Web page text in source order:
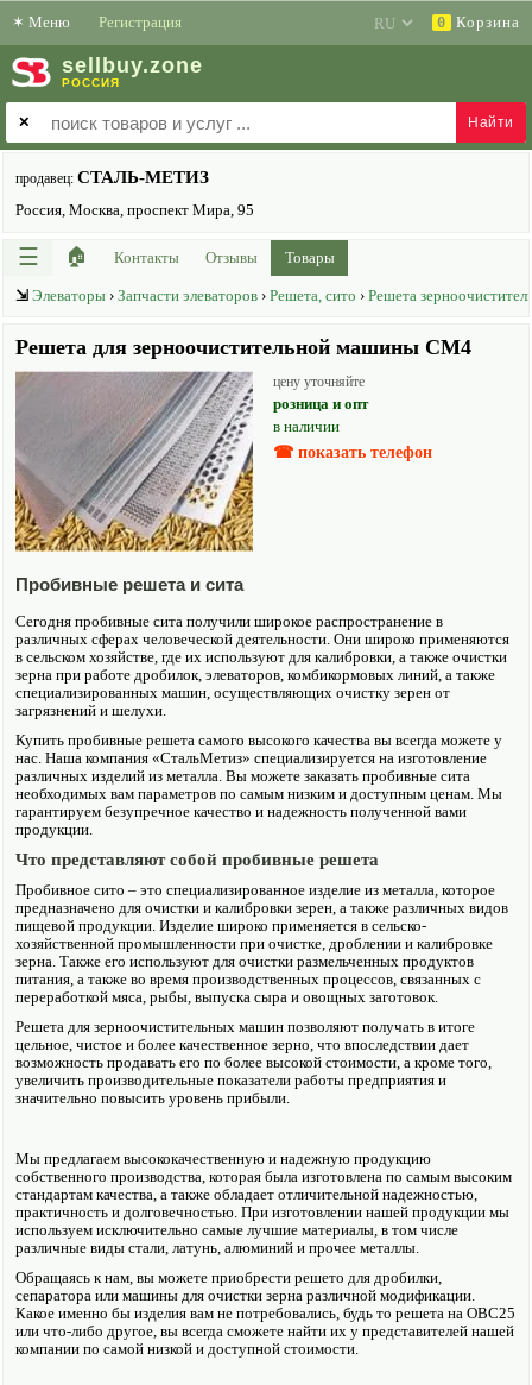
✶ Меню Регистрация 0 Корзина
sell buy.zone
РОССИЯ
✕
продавец: СТАЛЬ-МЕТИЗ
Россия, Москва, проспект Мира, 95
☰ 🏠 Контакты Отзывы Товары
⇲ Элеваторы › Запчасти элеваторов › Решета, сито › Решета
Решета для зерноочистительной машины СМ4
цену уточняйте
розница и опт
в наличии
☎ показать телефон
Пробивные решета и сита
Сегодня пробивные сита получили широкое распространение в
различных сферах человеческой деятельности. Они широко применяются
в сельском хозяйстве, где их исполь­зуют для калибровки, а также очистки
зерна при работе дробилок, элеваторов, комбикормо­вых линий, а также
специализированных машин, осуществляющих очистку зерен от
загрязнений и шелухи.
Купить пробивные решета самого высоко­го качества вы всегда можете у
нас. Наша компания «СтальМетиз» специализируется на изготовление
различных изделий из металла. Вы можете заказать пробивные сита
необходимых вам параметров по самым низким и доступным ценам. Мы
гарантируем безупречное качество и надежность полученной вами
продукции.
Что представляют собой пробивные решета
Пробивное сито – это специализированное изделие из металла, которое
предназна­чено для очистки и калибровки зерен, а также различных видов
пищевой продукции. Изделие широко применяется в сельско­
хозяйственной промышленности при очистке, дроблении и калибровке
зерна. Также его исполь­зуют для очистки размельченных продуктов
питания, а также во время производственных процессов, связанных с
переработкой мяса, рыбы, выпуска сыра и овощных заготовок.
Решета для зерно­очистительных машин позволяют получать в итоге
цельное, чистое и более качественное зерно, что впоследствии дает
возможность продавать его по более высокой стоимости, а кроме того,
увеличить производительные показатели работы предприятия и
значительно повысить уровень прибыли.
Мы предлагаем высоко­качественную и надежную продукцию
собственного производства, которая была изготовлена по самым высоким
стандартам качества, а также обладает отличительной надежностью,
практичность и долговечностью. При изготовлении нашей продукции мы
исполь­зуем исключительно самые лучшие материалы, в том числе
различные виды стали, латунь, алюминий и прочее металлы.
Обращаясь к нам, вы можете приобрести решето для дробилки,
сепаратора или машины для очистки зерна различной модификации.
Какое именно бы изделия вам не потребовались, будь то решета на ОВС25
или что-либо другое, вы всегда сможете найти их у представителей нашей
компании по самой низкой и доступной стоимости.